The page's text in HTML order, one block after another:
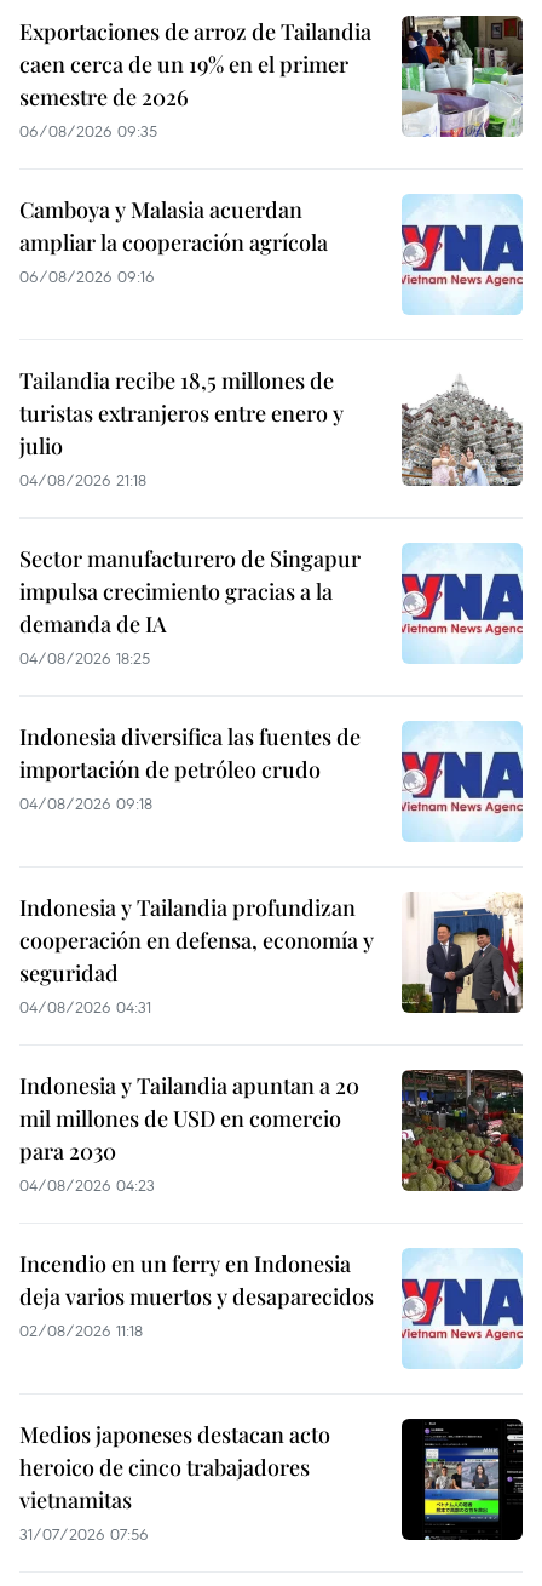
Exportaciones de arroz de Tailandia
caen cerca de un 19% en el primer
semestre de 2026
06/08/2026 09:35
Camboya y Malasia acuerdan
ampliar la cooperación agrícola
06/08/2026 09:16
Tailandia recibe 18,5 millones de
turistas extranjeros entre enero y
julio
04/08/2026 21:18
Sector manufacturero de Singapur
impulsa crecimiento gracias a la
demanda de IA
04/08/2026 18:25
Indonesia diversifica las fuentes de
importación de petróleo crudo
04/08/2026 09:18
Indonesia y Tailandia profundizan
cooperación en defensa, economía y
seguridad
04/08/2026 04:31
Indonesia y Tailandia apuntan a 20
mil millones de USD en comercio
para 2030
04/08/2026 04:23
Incendio en un ferry en Indonesia
deja varios muertos y desaparecidos
02/08/2026 11:18
Medios japoneses destacan acto
heroico de cinco trabajadores
vietnamitas
31/07/2026 07:56